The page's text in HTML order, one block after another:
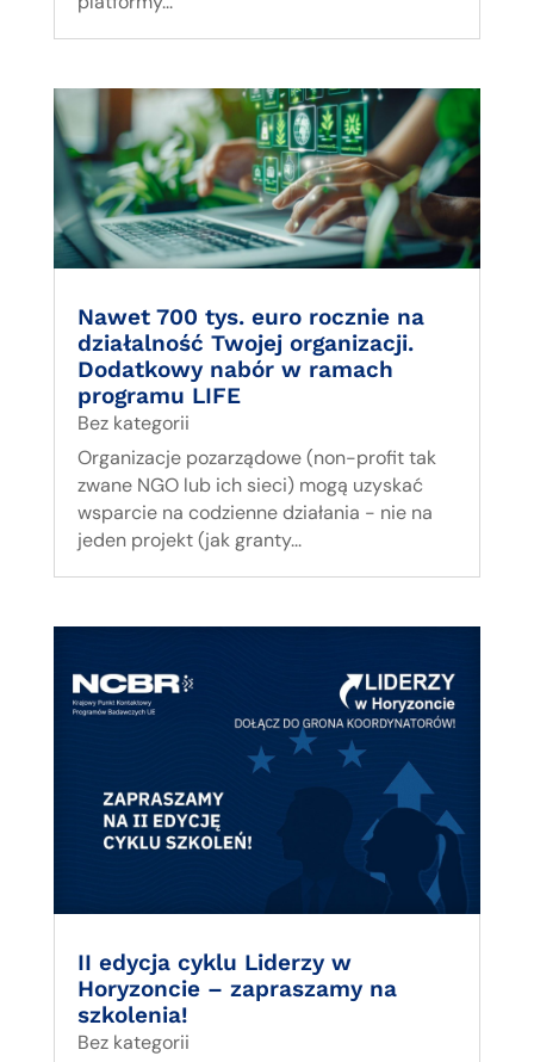
Nawet 700 tys. euro rocznie na
działalność Twojej organizacji.
Dodatkowy nabór w ramach
programu LIFE
Bez kategorii
Organizacje pozarządowe (non-profit tak
zwane NGO lub ich sieci) mogą uzyskać
wsparcie na codzienne działania - nie na
jeden projekt (jak granty...
II edycja cyklu Liderzy w
Horyzoncie – zapraszamy na
szkolenia!
Bez kategorii